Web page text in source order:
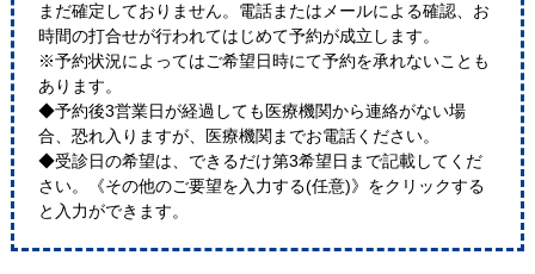
まだ確定しておりません。電話またはメールによる確認、お
時間の打合せが行われてはじめて予約が成立します。
※予約状況によってはご希望日時にて予約を承れないことも
あります。
◆予約後3営業日が経過しても医療機関から連絡がない場
合、恐れ入りますが、医療機関までお電話ください。
◆受診日の希望は、できるだけ第3希望日まで記載してくだ
さい。《その他のご要望を入力する(任意)》をクリックする
と入力ができます。